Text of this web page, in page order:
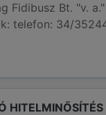
Fidibusz Bt. "v.
telefon: 34/